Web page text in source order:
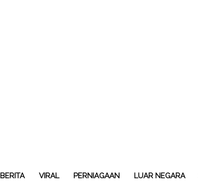
BERITA VIRAL PERNIAGAAN LUAR NEGARA